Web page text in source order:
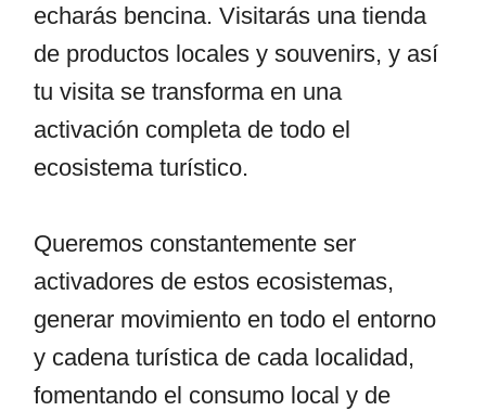
echarás bencina. Visitarás una tienda
de productos locales y souvenirs, y así
tu visita se transforma en una
activación completa de todo el
ecosistema turístico.
Queremos constantemente ser
activadores de estos ecosistemas,
generar movimiento en todo el entorno
y cadena turística de cada localidad,
fomentando el consumo local y de